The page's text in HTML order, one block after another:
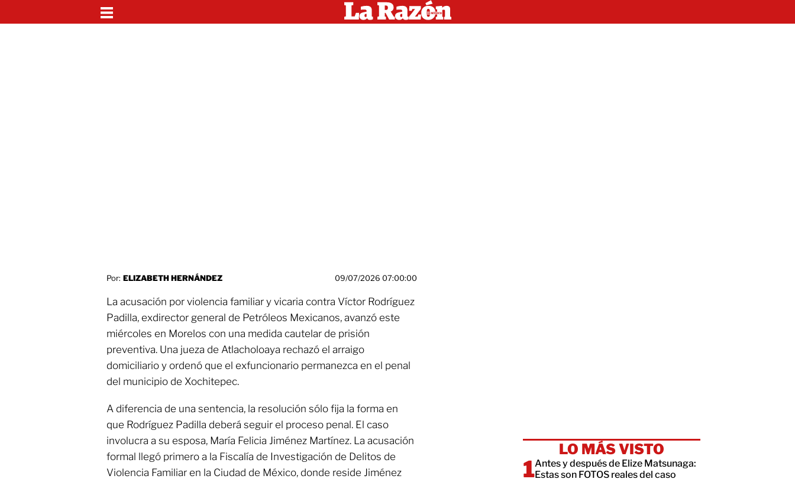
Por: ELIZABETH HERNÁNDEZ 09/07/2026 07:00:00
La acusación por violencia familiar y vicaria contra Víctor Rodríguez
Padilla, exdirector general de Petróleos Mexicanos, avanzó este
miércoles en Morelos con una medida cautelar de prisión
preventiva. Una jueza de Atlacholoaya rechazó el arraigo
domiciliario y ordenó que el exfuncionario permanezca en el penal
del municipio de Xochitepec.
A diferencia de una sentencia, la resolución sólo fija la forma en
que Rodríguez Padilla deberá seguir el proceso penal. El caso
involucra a su esposa, María Felicia Jiménez Martínez. La acusación
formal llegó primero a la Fiscalía de Investigación de Delitos de
Violencia Familiar en la Ciudad de México, donde reside Jiménez
LO MÁS VISTO
Antes y después de Elize Matsunaga:
Estas son FOTOS reales del caso